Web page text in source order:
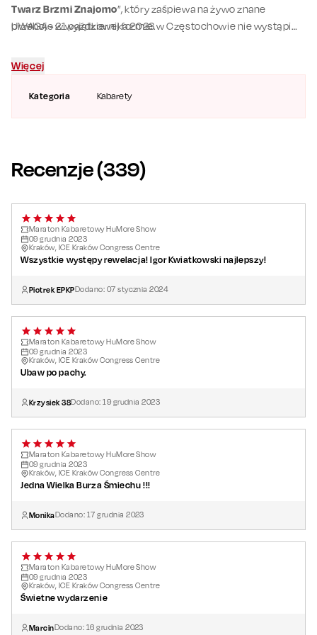
Kategoria Kabarety
Twarz Brzmi Znajomo”, który zaśpiewa na żywo znane
przeboje w wyjątkowej formie.
Cały wieczór poprowadzi duet
Korólczyk.
UWAGA - 21 października 2023 w Częstochowie nie wystąpi
Więcej
Recenzje (339)
Maraton Kabaretowy HuMore Show
09 grudnia 2023
Kraków, ICE Kraków Congress Centre
Wszystkie występy rewelacja! Igor Kwiatkowski najlepszy!
Piotrek EPKPDodano: 07 stycznia 2024
Maraton Kabaretowy HuMore Show
09 grudnia 2023
Kraków, ICE Kraków Congress Centre
Ubaw po pachy.
Krzysiek 38Dodano:19 grudnia 2023
Maraton Kabaretowy HuMore Show
09 grudnia 2023
Kraków, ICE Kraków Congress Centre
Jedna Wielka Burza Śmiechu !!!
MonikaDodano: 17 grudnia 2023
Maraton Kabaretowy HuMore Show
09 grudnia 2023
Kraków, ICE Kraków Congress Centre
Świetne wydarzenie
MarcinDodano: 16 grudnia 2023